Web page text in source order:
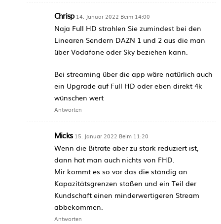
Chrisp 14. Januar 2022 Beim 14:00
Naja Full HD strahlen Sie zumindest bei den
Linearen Sendern DAZN 1 und 2 aus die man
über Vodafone oder Sky beziehen kann.
Bei streaming über die app wäre natürlich auch
ein Upgrade auf Full HD oder eben direkt 4k
wünschen wert
Antworten
Micks 15. Januar 2022 Beim 11:20
Wenn die Bitrate aber zu stark reduziert ist,
dann hat man auch nichts von FHD.
Mir kommt es so vor das die ständig an
Kapazitätsgrenzen stoßen und ein Teil der
Kundschaft einen minderwertigeren Stream
abbekommen.
Antworten